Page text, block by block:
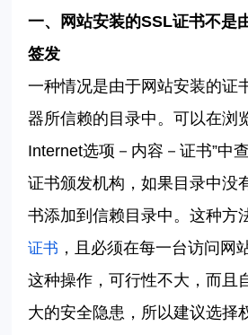
一、网站安装的SSL证书不是
签发
一种情况是由于网站安装的证
器所信赖的目录中。可以在浏
Internet选项－内容－证书”中
证书颁发机构，如果目录中没
书添加到信赖目录中。这种方
证书 ，且必须在每一台访问网
这种操作，可行性不大，而且
大的安全隐患，所以建议选择